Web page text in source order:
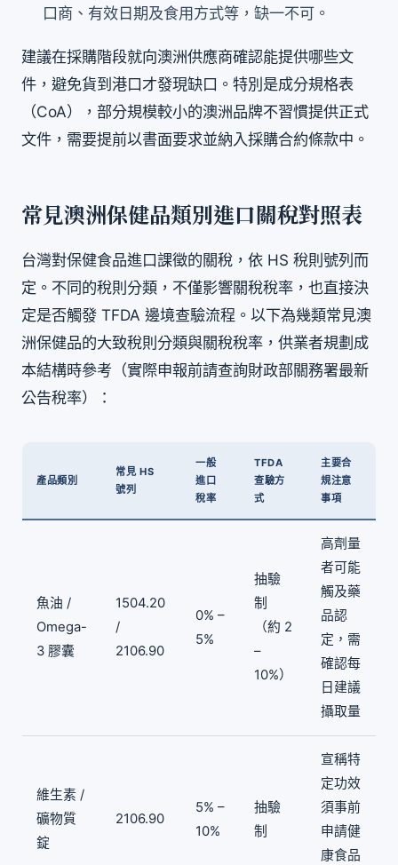
口商、有效日期及食用方式等，缺一不可。
建議在採購階段就向澳洲供應商確認能提供哪些文
件，避免貨到港口才發現缺口。特別是成分規格表
（CoA），部分規模較小的澳洲品牌不習慣提供正式
文件，需要提前以書面要求並納入採購合約條款中。
常見澳洲保健品類別進口關稅對照表
台灣對保健食品進口課徵的關稅，依 HS 稅則號列而
定。不同的稅則分類，不僅影響關稅稅率，也直接決
定是否觸發 TFDA 邊境查驗流程。以下為幾類常見澳
洲保健品的大致稅則分類與關稅稅率，供業者規劃成
本結構時參考（實際申報前請查詢財政部關務署最新
公告稅率）：
產品類別
常見 HS
號列
一般
進口
稅率
TFDA
查驗方
式
主要合
規注意
事項
魚油 /
Omega-
3 膠囊
1504.20
/
2106.90
0% –
5%
抽驗
制
（約 2
–
10%）
高劑量
者可能
觸及藥
品認
定，需
確認每
日建議
攝取量
維生素 /
礦物質
錠
2106.90
5% –
10%
抽驗
制
宣稱特
定功效
須事前
申請健
康食品